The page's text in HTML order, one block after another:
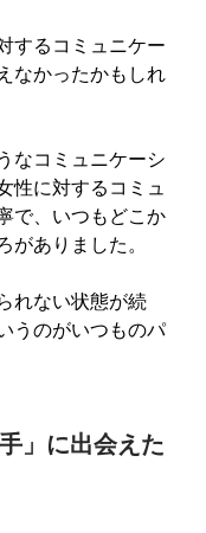
するコミュニケー
なかったかもしれ
なコミュニケーシ
性に対するコミュ
で、いつもどこか
がありました。
れない状態が続
うのがいつものパ
」に出会えた